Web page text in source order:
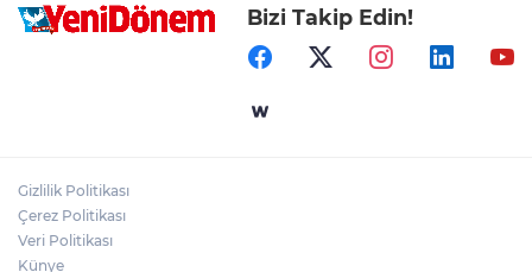
Bizi Takip Edin!
Gizlilik Politikası
Çerez Politikası
Veri Politikası
Künye